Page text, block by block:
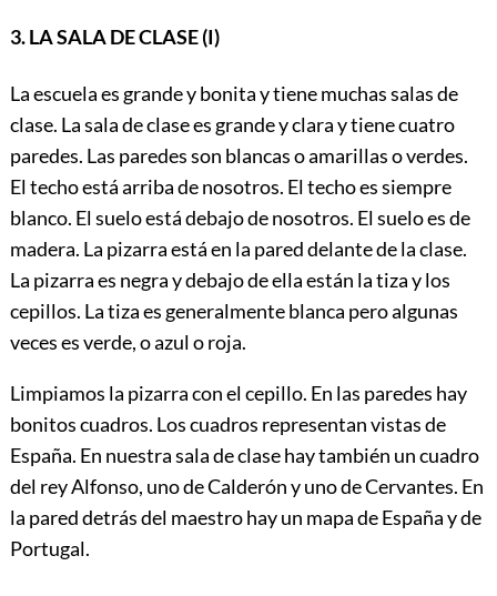
3. LA SALA DE CLASE (I)
La escuela es grande y bonita y tiene muchas salas de
clase. La sala de clase es grande y clara y tiene cuatro
paredes. Las paredes son blancas o amarillas o verdes.
El techo está arriba de nosotros. El techo es siempre
blanco. El suelo está debajo de nosotros. El suelo es de
madera. La pizarra está en la pared delante de la clase.
La pizarra es negra y debajo de ella están la tiza y los
cepillos. La tiza es generalmente blanca pero algunas
veces es verde, o azul o roja.
Limpiamos la pizarra con el cepillo. En las paredes hay
bonitos cuadros. Los cuadros representan vistas de
España. En nuestra sala de clase hay también un cuadro
del rey Alfonso, uno de Calderón y uno de Cervantes. En
la pared detrás del maestro hay un mapa de España y de
Portugal.